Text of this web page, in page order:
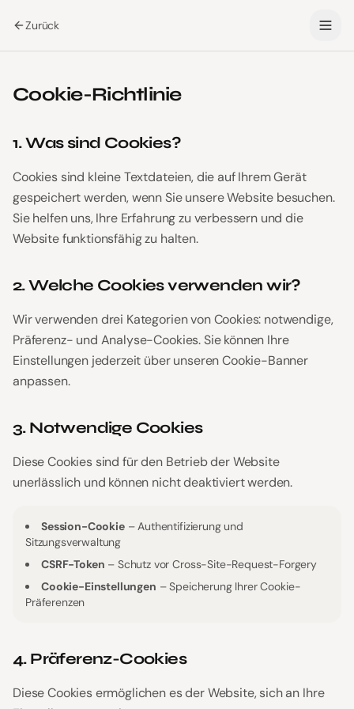
Zurück
Cookie-Richtlinie
1. Was sind Cookies?
Cookies sind kleine Textdateien, die auf Ihrem Gerät
gespeichert werden, wenn Sie unsere Website besuchen.
Sie helfen uns, Ihre Erfahrung zu verbessern und die
Website funktionsfähig zu halten.
2. Welche Cookies verwenden wir?
Wir verwenden drei Kategorien von Cookies: notwendige,
Präferenz- und Analyse-Cookies. Sie können Ihre
Einstellungen jederzeit über unseren Cookie-Banner
anpassen.
3. Notwendige Cookies
Diese Cookies sind für den Betrieb der Website
unerlässlich und können nicht deaktiviert werden.
Session-Cookie–Authentifizierung und
Sitzungsverwaltung
CSRF-Token – Schutz vor Cross-Site-Request-Forgery
Cookie-Einstellungen –Speicherung Ihrer Cookie-
Präferenzen
4. Präferenz-Cookies
Diese Cookies ermöglichen es der Website, sich an Ihre